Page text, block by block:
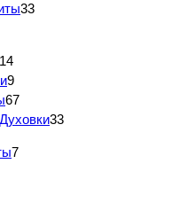
33
14
9
67
33
7